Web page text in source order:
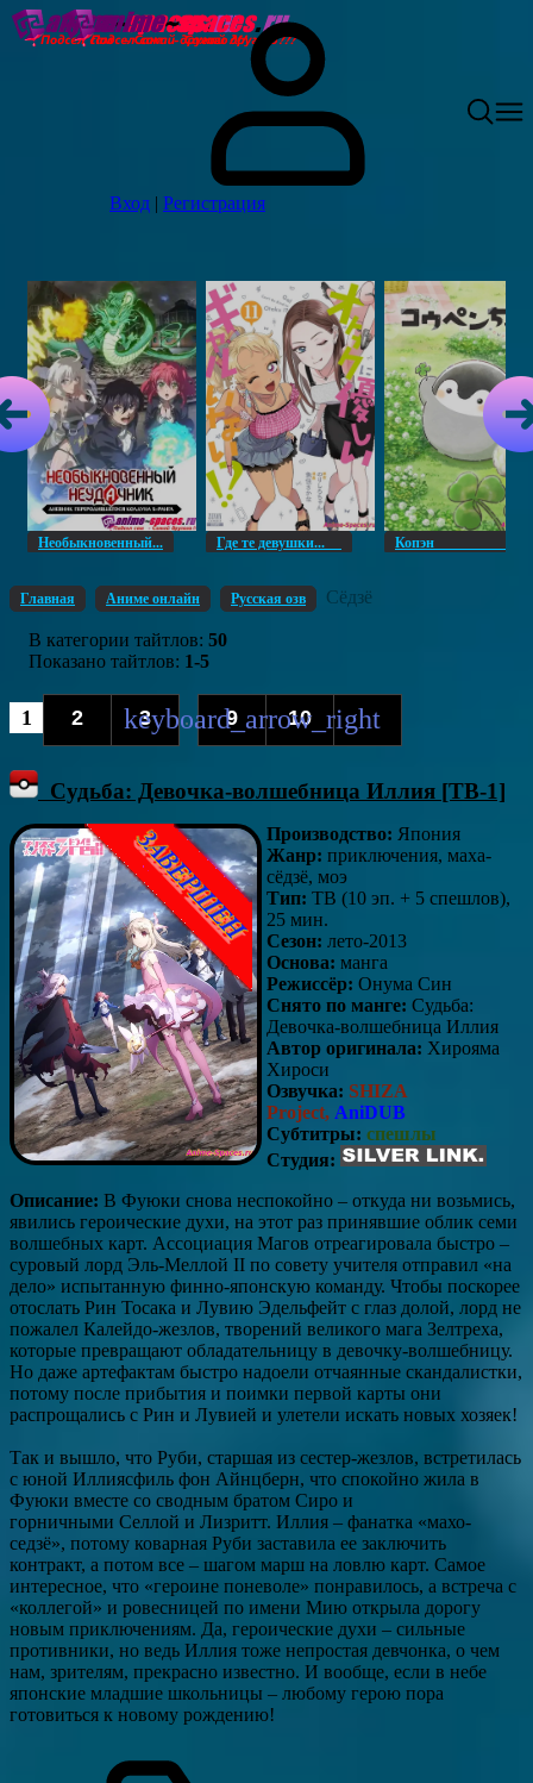
Вход | Регистрация
Необыкновенный... Где те девушки... Копэн
Главная Аниме онлайн Русская озв Сёдзё
В категории тайтлов: 50
Показано тайтлов: 1-5
1 2 3 ... 9 10
Судьба: Девочка-волшебница Иллия [ТВ-1]
Производство: Япония
Жанр: приключения, маха-
сёдзё, моэ
Тип: ТВ (10 эп. + 5 спешлов),
25 мин.
Сезон: лето-2013
Основа: манга
Режиссёр: Онума Син
Снято по манге: Судьба:
Девочка-волшебница Иллия
Автор оригинала: Хирояма
Хироси
Озвучка: SHIZA
Project, AniDUB
Субтитры: спешлы
Студия:
Описание: В Фуюки снова неспокойно – откуда ни возьмись,
явились героические духи, на этот раз принявшие облик семи
волшебных карт. Ассоциация Магов отреагировала быстро –
суровый лорд Эль-Меллой II по совету учителя отправил «на
дело» испытанную финно-японскую команду. Чтобы поскорее
отослать Рин Тосака и Лувию Эдельфейт с глаз долой, лорд не
пожалел Калейдо-жезлов, творений великого мага Зелтреха,
которые превращают обладательницу в девочку-волшебницу.
Но даже артефактам быстро надоели отчаянные скандалистки,
потому после прибытия и поимки первой карты они
распрощались с Рин и Лувией и улетели искать новых хозяек!
Так и вышло, что Руби, старшая из сестер-жезлов, встретилась
с юной Иллиясфиль фон Айнцберн, что спокойно жила в
Фуюки вместе со сводным братом Сиро и
горничными Селлой и Лизритт. Иллия – фанатка «махо-
седзё», потому коварная Руби заставила ее заключить
контракт, а потом все – шагом марш на ловлю карт. Самое
интересное, что «героине поневоле» понравилось, а встреча с
«коллегой» и ровесницей по имени Мию открыла дорогу
новым приключениям. Да, героические духи – сильные
противники, но ведь Иллия тоже непростая девчонка, о чем
нам, зрителям, прекрасно известно. И вообще, если в небе
японские младшие школьницы – любому герою пора
готовиться к новому рождению!